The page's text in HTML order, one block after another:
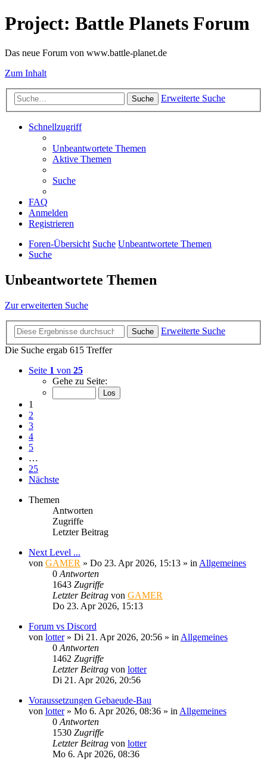
Project: Battle Planets Forum
Das neue Forum von www.battle-planet.de
Zum Inhalt
Suche Erweiterte Suche
Schnellzugriff
Unbeantwortete Themen
Aktive Themen
Suche
FAQ
Anmelden
Registrieren
Foren-Übersicht Suche Unbeantwortete Themen
Suche
Unbeantwortete Themen
Zur erweiterten Suche
Suche
Erweiterte Suche
Die Suche ergab 615 Treffer
Seite 1 von 25
Gehe zu Seite:
1
2
3
4
5
…
25
Nächste
Themen
Antworten
Zugriffe
Letzter Beitrag
Next Level ...
von GAMER » Do 23. Apr 2026, 15:13 » in Allgemeines
0 Antworten
1643 Zugriffe
Letzter Beitrag von GAMER
Do 23. Apr 2026, 15:13
Forum vs Discord
von lotter» Di 21. Apr 2026, 20:56 » in Allgemeines
0 Antworten
1462 Zugriffe
Letzter Beitrag von lotter
Di 21. Apr 2026, 20:56
Voraussetzungen Gebaeude-Bau
von lotter» Mo 6. Apr 2026, 08:36 » in Allgemeines
0 Antworten
1530 Zugriffe
Letzter Beitrag von lotter
Mo 6. Apr 2026, 08:36